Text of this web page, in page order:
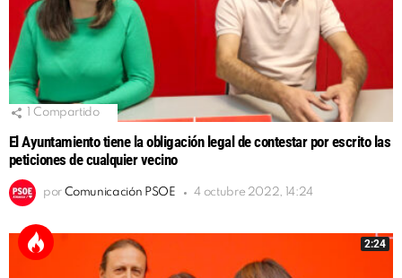
Compartido
El Ayuntamiento tiene la obligación legal de contestar por escrito las
peticiones de cualquier vecino
por Comunicación PSOE 4 octubre 2022, 14:24
2:24